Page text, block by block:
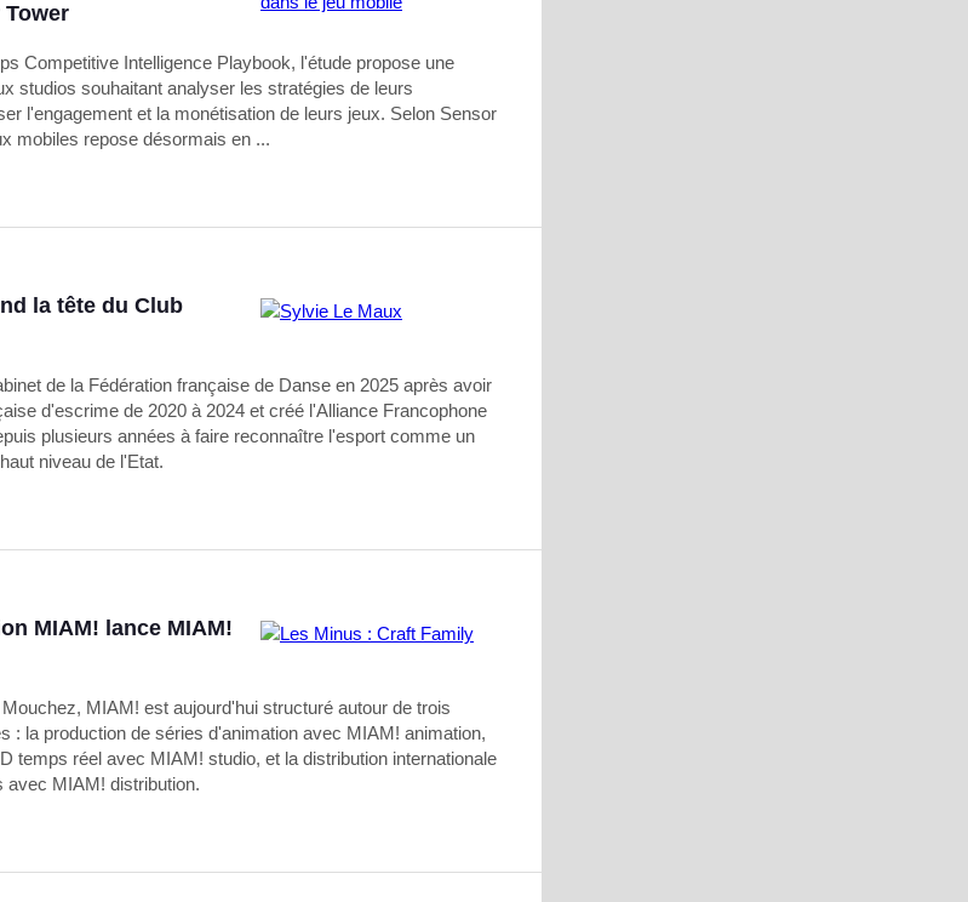
Competitive Intelligence Playbook, l'étude propose une
studios souhaitant analyser les stratégies de leurs
l'engagement et la monétisation de leurs jeux. Selon Sensor
mobiles repose désormais en ...
la tête du Club
de la Fédération française de Danse en 2025 après avoir
d'escrime de 2020 à 2024 et créé l'Alliance Francophone
plusieurs années à faire reconnaître l'esport comme un
niveau de l'Etat.
MIAM! lance MIAM!
MIAM! est aujourd'hui structuré autour de trois
: la production de séries d'animation avec MIAM! animation,
temps réel avec MIAM! studio, et la distribution internationale
avec MIAM! distribution.